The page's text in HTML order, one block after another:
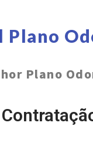
Plano
Plano